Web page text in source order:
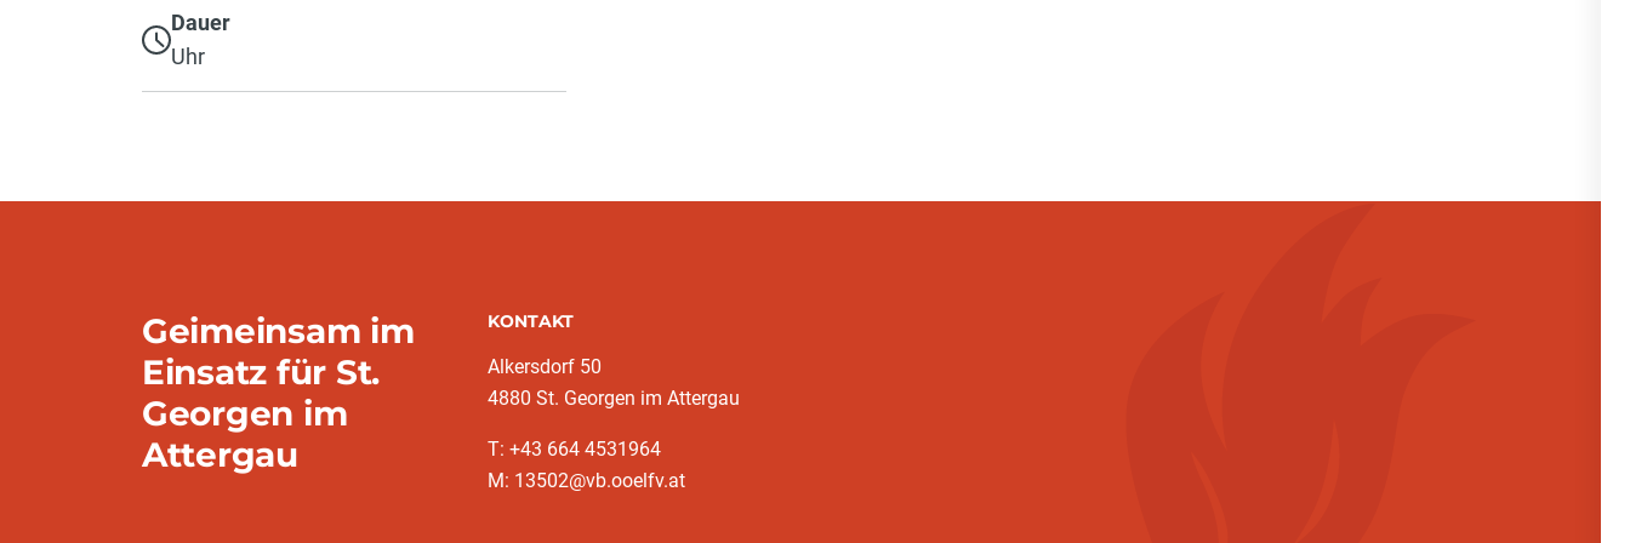
Dauer
Uhr
Geimeinsam im
Einsatz für St.
Georgen im
Attergau
KONTAKT
Alkersdorf 50
4880 St. Georgen im Attergau
T: +43 664 4531964
M: 13502@vb.ooelfv.at